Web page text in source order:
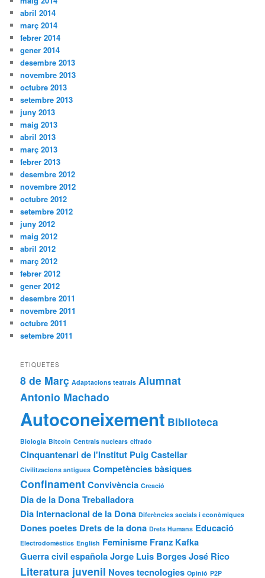
abril 2014
març 2014
febrer 2014
gener 2014
desembre 2013
novembre 2013
octubre 2013
setembre 2013
juny 2013
maig 2013
abril 2013
març 2013
febrer 2013
desembre 2012
novembre 2012
octubre 2012
setembre 2012
juny 2012
maig 2012
abril 2012
març 2012
febrer 2012
gener 2012
desembre 2011
novembre 2011
octubre 2011
setembre 2011
ETIQUETES
8 de Març Adaptacions teatrals Alumnat
Antonio Machado
Autoconeixement Biblioteca
Biologia Bitcoin Centrals nuclears cifrado
Cinquantenari de l'Institut Puig Castellar
Civilitzacions antigues Competències bàsiques
ConfinamentConvivència Creació
Dia de la Dona Treballadora
Dia Internacional de la Dona Diferències socials i econòmiques
Dones poetes Drets de la dona Drets Humans Educació
Electrodomèstics English Feminisme Franz Kafka
Guerra civil españolaJorge Luis BorgesJosé Rico
Literatura juvenil Noves tecnologies Opinió P2P